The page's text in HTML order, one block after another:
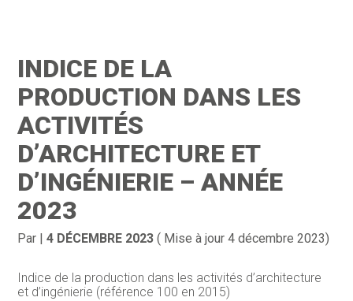
Gestion au quotidien
Financement & trésorerie
Pilotage d’entreprise
Entreprise en difficultés
Compta
Juridique
Documents
Dématérialisation / collecte
INDICE DE LA
PRODUCTION DANS LES
ACTIVITÉS
D’ARCHITECTURE ET
D’INGÉNIERIE – ANNÉE
2023
Par |4 DÉCEMBRE 2023 ( Mise à jour 4 décembre 2023)
Indice de la production dans les activités d’architecture
et d’ingénierie (référence 100 en 2015)